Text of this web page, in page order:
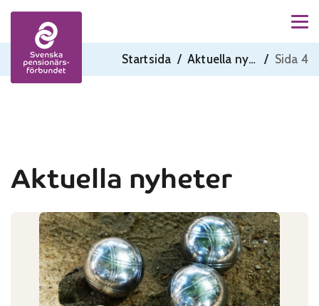
Startsida / Aktuella nyheter / Sida 4
Skip to content
Aktuella nyheter